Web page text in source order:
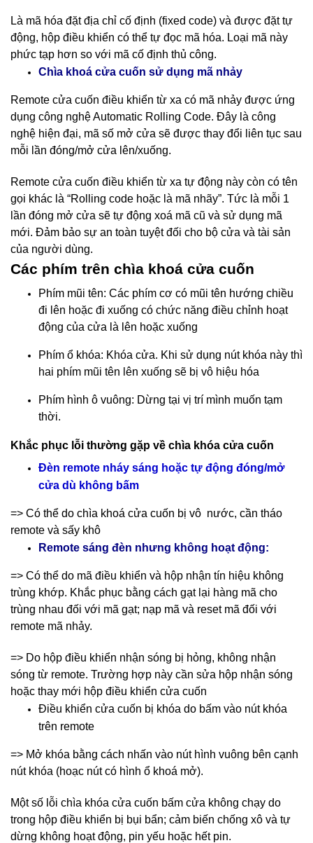
Là mã hóa đặt địa chỉ cố định (fixed code) và được đặt tự
động, hộp điều khiển có thể tự đọc mã hóa. Loại mã này
phức tạp hơn so với mã cố định thủ công.
Chìa khoá cửa cuốn sử dụng mã nhảy
Remote cửa cuốn điều khiển từ xa có mã nhảy được ứng
dụng công nghệ Automatic Rolling Code. Đây là công
nghệ hiện đại, mã số mở cửa sẽ được thay đổi liên tục sau
mỗi lần đóng/mở cửa lên/xuống.
Remote cửa cuốn điều khiển từ xa tự động này còn có tên
gọi khác là “Rolling code hoặc là mã nhãy”. Tức là mỗi 1
lần đóng mở cửa sẽ tự động xoá mã cũ và sử dụng mã
mới. Đảm bảo sự an toàn tuyệt đối cho bộ cửa và tài sản
của người dùng.
Các phím trên chìa khoá cửa cuốn
Phím mũi tên: Các phím cơ có mũi tên hướng chiều
đi lên hoặc đi xuống có chức năng điều chỉnh hoạt
động của cửa là lên hoặc xuống
Phím ổ khóa: Khóa cửa. Khi sử dụng nút khóa này thì
hai phím mũi tên lên xuống sẽ bị vô hiệu hóa
Phím hình ô vuông: Dừng tại vị trí mình muốn tạm
thời.
Khắc phục lỗi thường gặp về chìa khóa cửa cuốn
Đèn remote nháy sáng hoặc tự động đóng/mở
cửa dù không bấm
=> Có thể do chìa khoá cửa cuốn bị vô nước, cần tháo
remote và sấy khô
Remote sáng đèn nhưng không hoạt động:
=> Có thể do mã điều khiển và hộp nhận tín hiệu không
trùng khớp. Khắc phục bằng cách gạt lại hàng mã cho
trùng nhau đối với mã gạt; nạp mã và reset mã đối với
remote mã nhảy.
=> Do hộp điều khiển nhận sóng bị hỏng, không nhận
sóng từ remote. Trường hợp này cần sửa hộp nhận sóng
hoặc thay mới hộp điều khiển cửa cuốn
Điều khiển cửa cuốn bị khóa do bấm vào nút khóa
trên remote
=> Mở khóa bằng cách nhấn vào nút hình vuông bên cạnh
nút khóa (hoạc nút có hình ổ khoá mở).
Một số lỗi chìa khóa cửa cuốn bấm cửa không chạy do
trong hộp điều khiển bị bụi bẩn; cảm biến chống xô và tự
dừng không hoạt động, pin yếu hoặc hết pin.